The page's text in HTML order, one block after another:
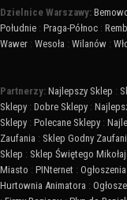
Dzielnice Warszawy:
Południe : Praga-Północ :
Wawer : Wesoła : Wilanów :
Partnerzy: Najlepszy Sklep :
Sklepy : Dobre Sklepy :
Sklepy : Polecane Sklepy :
Zaufania : Sklep Godny
Sklep : Sklep Świętego
Miasto : PINternet : Ogłoszenia
Hurtownia Animatora :